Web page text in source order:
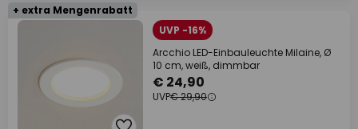
+ extra Mengenrabatt
UVP -16%
Arcchio LED-Einbauleuchte Milaine, Ø
10 cm, weiß, dimmbar
€ 24,90
UVP€ 29,90